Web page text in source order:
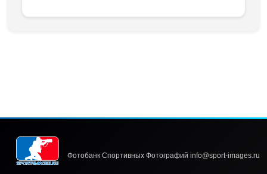
Фотобанк Спортивных Фотографий info@sport-images.ru